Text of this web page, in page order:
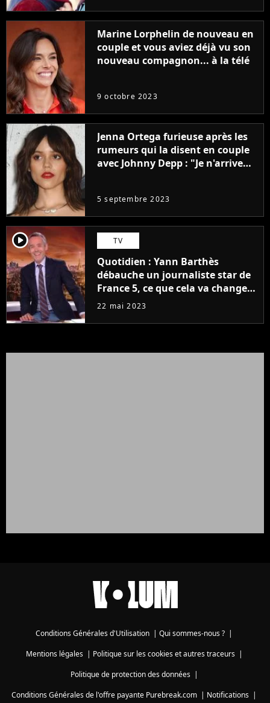
Marine Lorphelin de nouveau en
couple et vous aviez déjà vu son
nouveau compagnon... à la télé
9 octobre 2023
Jenna Ortega furieuse après les
rumeurs qui la disent en couple
avec Johnny Depp : "Je n'arrive
5 septembre 2023
player2 TV
Quotidien : Yann Barthès
débauche un journaliste star de
France 5, ce que cela va changer
à la rentrée
22 mai 2023
Conditions Générales d'Utilisation | Qui sommes-nous ? |
Mentions légales| Politique sur les cookies et autres traceurs|
Politique de protection des données|
Conditions Générales de l'offre payante Purebreak.com | Notifications |